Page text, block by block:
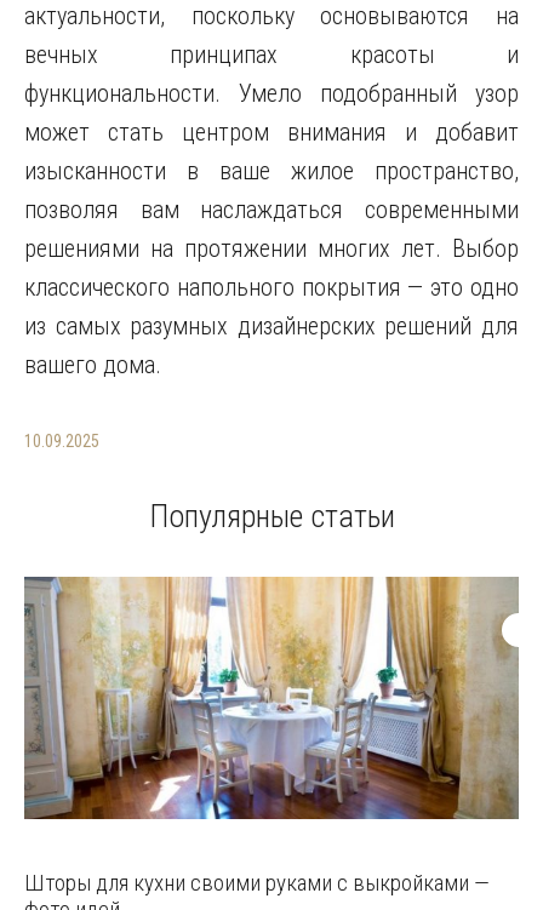
актуальности, поскольку основываются на
вечных принципах красоты и
функциональности. Умело подобранный узор
может стать центром внимания и добавит
изысканности в ваше жилое пространство,
позволяя вам наслаждаться современными
решениями на протяжении многих лет. Выбор
классического напольного покрытия — это одно
из самых разумных дизайнерских решений для
вашего дома.
10.09.2025
Популярные статьи
Шторы для кухни своими руками с выкройками —